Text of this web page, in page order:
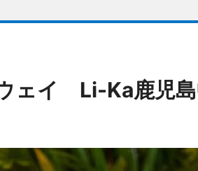
ェイ Li-Ka鹿児